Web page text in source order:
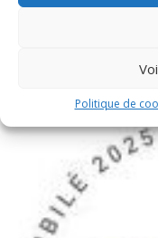
Politique de